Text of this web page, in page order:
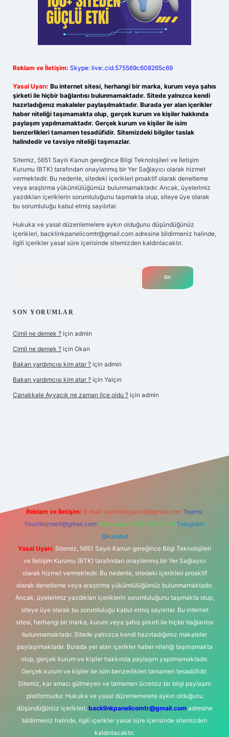
Reklam ve İletişim: Skype: live:.cid.575569c608265c69
Yasal Uyarı: Bu internet sitesi, herhangi bir marka, kurum veya şahıs
şirketi ile hiçbir bağlantısı bulunmamaktadır. Sitede yalnızca kendi
hazırladığımız makaleler paylaşılmaktadır. Burada yer alan içerikler
haber niteliği taşımamakta olup, gerçek kurum ve kişiler hakkında
paylaşım yapılmamaktadır. Gerçek kurum ve kişiler ile isim
benzerlikleri tamamen tesadüfidir. Sitemizdeki bilgiler taslak
halindedir ve tavsiye niteliği taşımazlar.
Sitemiz, 5651 Sayılı Kanun gereğince Bilgi Teknolojileri ve İletişim
Kurumu (BTK) tarafından onaylanmış bir Yer Sağlayıcı olarak hizmet
vermektedir. Bu nedenle, sitedeki içerikleri proaktif olarak denetleme
veya araştırma yükümlülüğümüz bulunmamaktadır. Ancak, üyelerimiz
yazdıkları içeriklerin sorumluluğunu taşımakta olup, siteye üye olarak
bu sorumluluğu kabul etmiş sayılırlar.
Hukuka ve yasal düzenlemelere aykırı olduğunu düşündüğünüz
içerikleri, backlinkpanelicomtr@gmail.com adresine bildirmeniz halinde,
ilgili içerikler yasal süre içerisinde sitemizden kaldırılacaktır.
SON YORUMLAR
Cimil ne demek ? için admin
Cimil ne demek ? için Okan
Bakan yardımcısı kim atar ? için admin
Bakan yardımcısı kim atar ? için Yalçın
Çanakkale Ayvacık ne zaman ilçe oldu ? için admin
Reklam ve İletişim: E-mail: backlinkpaneli@gmail.com Teams:
forumhizmeti@gmail.com Whatsapp: 0262 606 0 726 Telegram:
@karabul
Yasal Uyarı: Sitemiz, 5651 Sayılı Kanun gereğince Bilgi Teknolojileri
ve İletişim Kurumu (BTK) tarafından onaylanmış bir Yer Sağlayıcı
olarak hizmet vermektedir. Bu nedenle, sitedeki içerikleri proaktif
olarak denetleme veya araştırma yükümlülüğümüz bulunmamaktadır.
Ancak, üyelerimiz yazdıkları içeriklerin sorumluluğunu taşımakta olup,
siteye üye olarak bu sorumluluğu kabul etmiş sayılırlar. Bu internet
sitesi, herhangi bir marka, kurum veya şahıs şirketi ile hiçbir bağlantısı
bulunmamaktadır. Sitede yalnızca kendi hazırladığımız makaleler
paylaşılmaktadır. Burada yer alan içerikler haber niteliği taşımamakta
olup, gerçek kurum ve kişiler hakkında paylaşım yapılmamaktadır.
Gerçek kurum ve kişiler ile isim benzerlikleri tamamen tesadüfidir.
Sitemiz, kar amacı gütmeyen ve tamamen ücretsiz bir bilgi paylaşım
platformudur. Hukuka ve yasal düzenlemelere aykırı olduğunu
düşündüğünüz içerikleri, backlinkpanelicomtr@gmail.comadresine
bildirmeniz halinde, ilgili içerikler yasal süre içerisinde sitemizden
kaldırılacaktır.